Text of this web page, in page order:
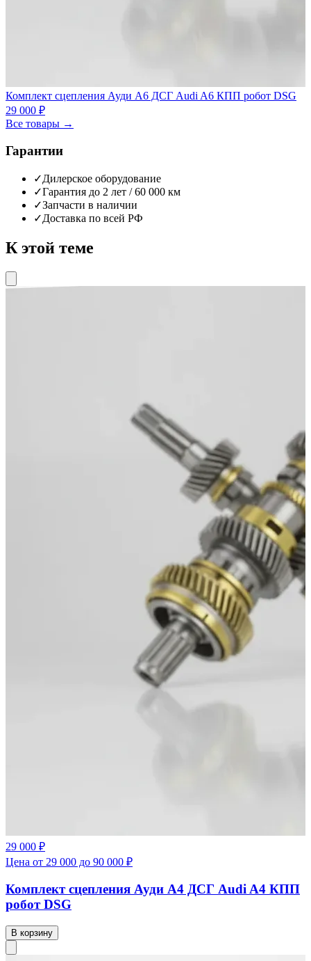
Комплект сцепления Ауди А6 ДСГ Audi A6 КПП робот DSG
29 000 ₽
Все товары →
Гарантии
✓Дилерское оборудование
✓Гарантия до 2 лет / 60 000 км
✓Запчасти в наличии
✓Доставка по всей РФ
К этой теме
29 000 ₽
Цена от 29 000 до 90 000 ₽
Комплект сцепления Ауди А4 ДСГ Audi A4 КПП
робот DSG
В корзину